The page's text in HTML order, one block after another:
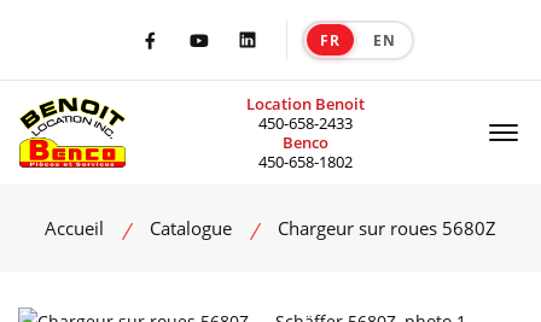
FacebookYoutubeLinkedIn FR EN
Location Benoit
450-658-2433
Benco
450-658-1802
Accueil Catalogue Chargeur sur roues 5680Z